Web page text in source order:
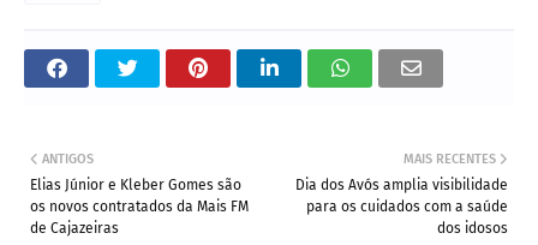
MAIS RECENTES
Dia dos Avós amplia visibilidade
para os cuidados com a saúde
dos idosos
ANTIGOS
Elias Júnior e Kleber Gomes são
os novos contratados da Mais FM
de Cajazeiras